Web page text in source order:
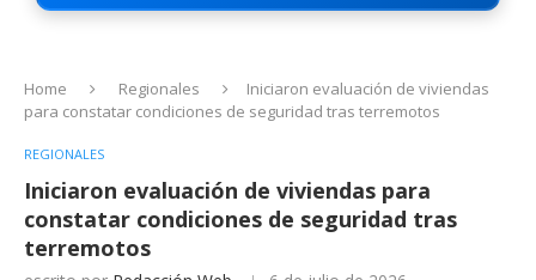
Home Regionales
Iniciaron evaluación de viviendas
para constatar condiciones de seguridad tras terremotos
REGIONALES
Iniciaron evaluación de viviendas para
constatar condiciones de seguridad tras
terremotos